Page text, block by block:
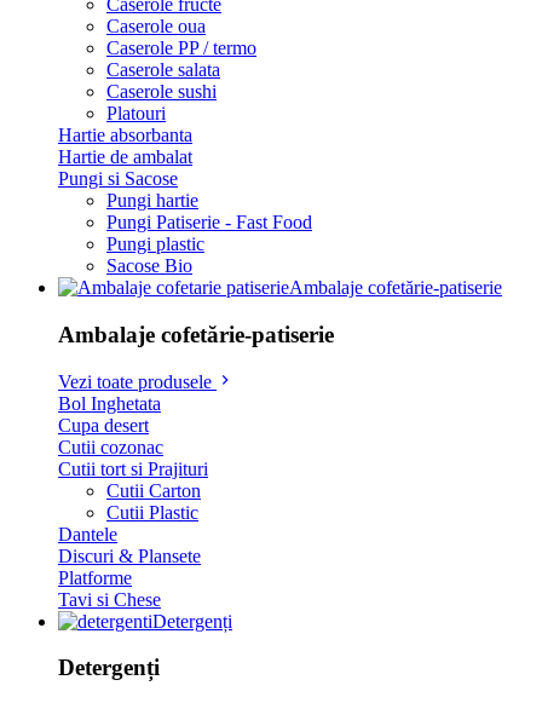
Caserole fructe
Caserole oua
Caserole PP / termo
Caserole salata
Caserole sushi
Platouri
Hartie absorbanta
Hartie de ambalat
Pungi si Sacose
Pungi hartie
Pungi Patiserie - Fast Food
Pungi plastic
Sacose Bio
Ambalaje cofetărie-patiserie
Ambalaje cofetărie-patiserie
Vezi toate produsele
Bol Inghetata
Cupa desert
Cutii cozonac
Cutii tort si Prajituri
Cutii Carton
Cutii Plastic
Dantele
Discuri & Plansete
Platforme
Tavi si Chese
Detergenți
Detergenți